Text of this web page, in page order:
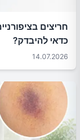
חריצים
כדאי להיבדק?
14.07.2026